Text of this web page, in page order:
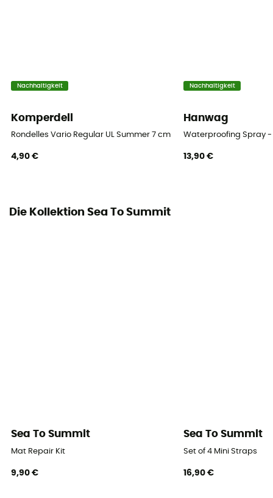
Nachhaltigkeit
Komperdell
Rondelles Vario Regular UL Summer 7 cm Blister
4,90 €
Nachhaltigkeit
Hanwag
Waterproofing Spray
13,90 €
Die Kollektion Sea To Summit
Sea To Summit
Mat Repair Kit
9,90 €
Sea To Summit
Set of 4 Mini Straps
16,90 €